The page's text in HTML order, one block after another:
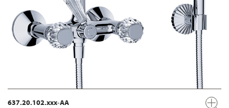
637.20.102.xxx-AA